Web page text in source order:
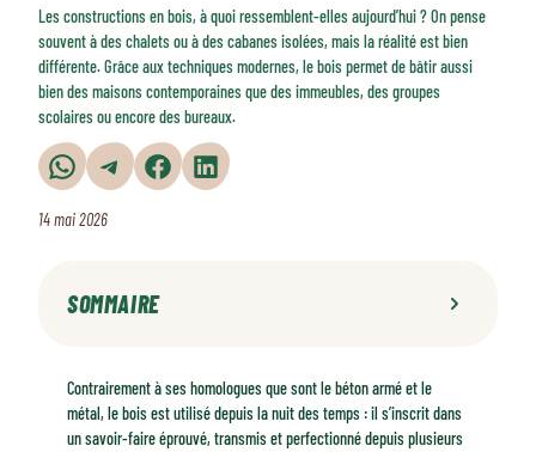
Les constructions en bois, à quoi ressemblent-elles aujourd’hui ? On pense
souvent à des chalets ou à des cabanes isolées, mais la réalité est bien
différente. Grâce aux techniques modernes, le bois permet de bâtir aussi
bien des maisons contemporaines que des immeubles, des groupes
scolaires ou encore des bureaux.
Partager sur WhatsApp Partager sur Telegram Partager sur Facebook Partager sur LinkedIn
14 mai 2026
SOMMAIRE
Les techniques ancestrales : le bois qui dure depuis des siècles
Pourquoi la construction bois est en plein essor
Contrairement à ses homologues que sont le béton armé et le
métal, le bois est utilisé depuis la nuit des temps : il s’inscrit dans
un savoir-faire éprouvé, transmis et perfectionné depuis plusieurs